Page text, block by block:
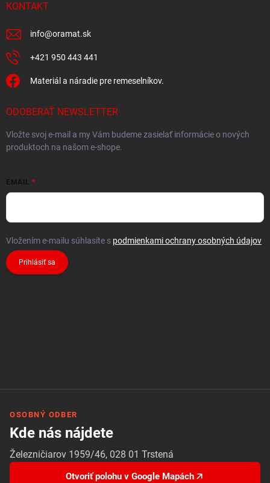
KONTAKT
info@oramat.sk
+421 950 443 441
Materiál a náradie pre remeselníkov.
ODOBERAŤ NEWSLETTER
Vložte svoj e-mail a my Vám budeme zasielať informácie o nových
produktoch na našom e-shope.
EMAIL
Vložením e-mailu súhlasíte s podmienkami ochrany osobných údajov
Prihlásiť sa
OSOBNÝ ODBER
Kde nás nájdete
Železničiarov 1959/46, 028 01 Trstená
Otvoriť polohu v Google Mapách